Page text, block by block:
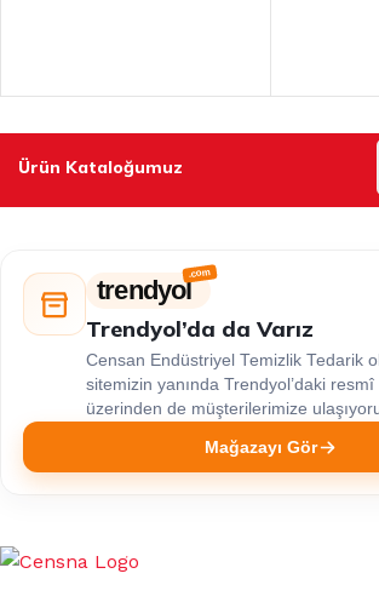
Ürün Kataloğumuz
trendyol
Trendyol’da da Varız
Censan Endüstriyel Temizlik Tedarik
sitemizin yanında Trendyol’daki resmî
üzerinden de müşterilerimize
Mağazayı Gör